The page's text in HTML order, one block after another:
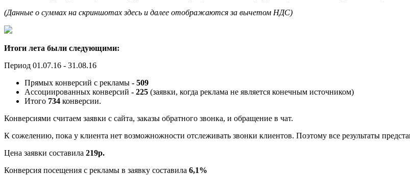
(Данные о суммах на скриншотах здесь и далее отображаются за вычетом НДС)
Итоги лета были следующими:
Период 01.07.16 - 31.08.16
Прямых конверсий с рекламы - 509
Ассоциированных конверсий - 225 (заявки, когда реклама не является конечным источником)
Итого 734 конверсии.
Конверсиями считаем заявки с сайта, заказы обратного звонка, и обращение в чат.
К сожелению, пока у клиента нет возможножности отслеживать звонки клиентов. Поэтому все результаты
Цена заявки составила 219р.
Конверсия посещения с рекламы в заявку составила 6,1%